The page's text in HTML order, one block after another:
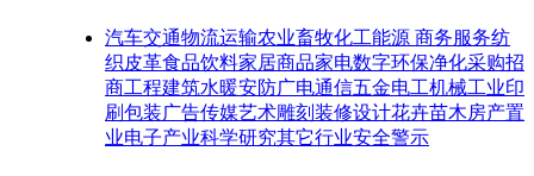
汽车交通物流运输农业畜牧化工能源 商务服务纺
织皮革食品饮料家居商品家电数字环保净化采购招
商工程建筑水暖安防广电通信五金电工机械工业印
刷包装广告传媒艺术雕刻 装修设计花卉苗木房产置
业电子产业科学研究其它行业安全警示